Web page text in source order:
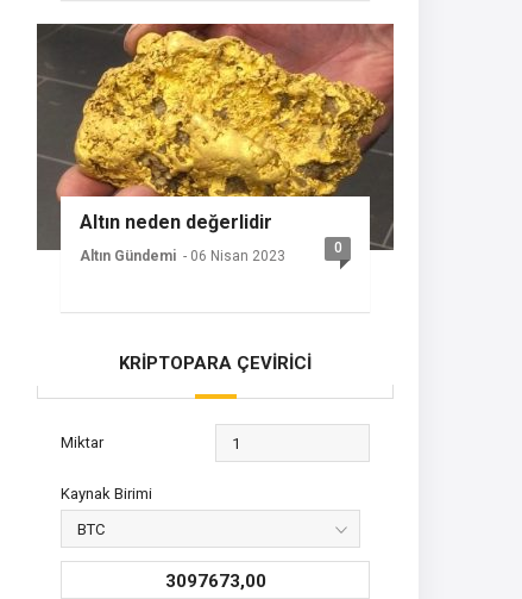
Altın neden değerlidir
Altın Gündemi - 06 Nisan 2023 0
KRİPTOPARA ÇEVİRİCİ
Miktar
Kaynak Birimi
3097673,00